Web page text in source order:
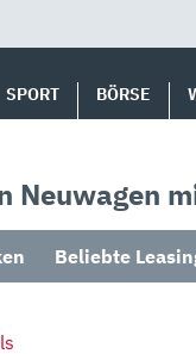
SPORT BÖRSE
Neuwagen
Beliebte